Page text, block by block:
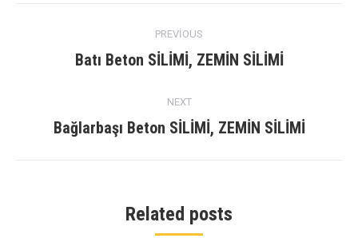
navigation
PREVIOUS
Previous
Batı Beton SİLİMİ, ZEMİN SİLİMİ
NEXT
Next
Bağlarbaşı Beton SİLİMİ, ZEMİN SİLİMİ
Related posts